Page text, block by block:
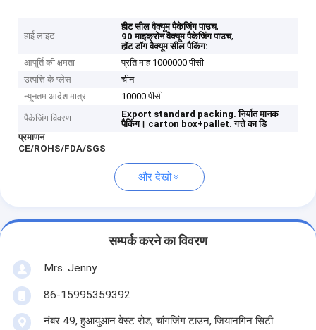
हाई लाइट
हीट सील वैक्यूम पैकेजिंग पाउच,
90 माइक्रोन वैक्यूम पैकेजिंग पाउच,
हॉट डॉग वैक्यूम सील पैकिंग:
आपूर्ति की क्षमता
प्रति माह 1000000 पीसी
उत्पत्ति के प्लेस
चीन
न्यूनतम आदेश मात्रा
10000 पीसी
पैकेजिंग विवरण Export standard packing. निर्यात मानक
पैकिंग। carton box+pallet. गत्ते का डि
प्रमाणन
CE/ROHS/FDA/SGS
और देखो
सम्पर्क करने का विवरण
Mrs. Jenny
86-15995359392
नंबर 49, हुआयुआन वेस्ट रोड, चांगजिंग टाउन, जियानगिन सिटी